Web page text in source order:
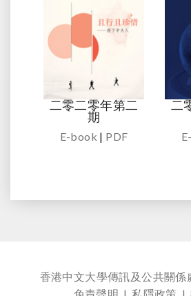
二零二零年第二
期
E-book | PDF
二
香港中文大學傳訊及公共關係